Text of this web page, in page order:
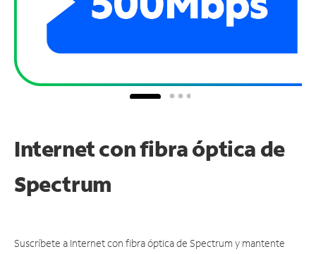
Internet con fibra óptica de
Spectrum
Suscríbete a Internet con fibra óptica de Spectrum y mantente